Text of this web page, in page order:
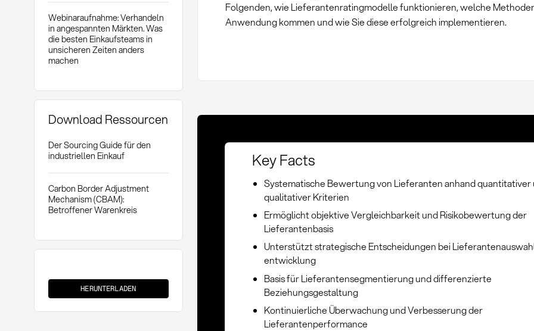
Webinaraufnahme: Verhandeln
in angespannten Märkten. Was
die besten Einkaufsteams in
unsicheren Zeiten anders
machen
Download Ressourcen
Der Sourcing Guide für den
industriellen Einkauf
Carbon Border Adjustment
Mechanism (CBAM):
Betroffener Warenkreis
HERUNTERLADEN
Folgenden, wie Lieferantenratingmodelle funktionieren, welche
Anwendung kommen und wie Sie diese erfolgreich implementieren.
Key Facts
Systematische Bewertung von Lieferanten anhand quantitativer
qualitativer Kriterien
Ermöglicht objektive Vergleichbarkeit und Risikobewertung der
Lieferantenbasis
Unterstützt strategische Entscheidungen bei
entwicklung
Basis für Lieferantensegmentierung und differenzierte
Beziehungsgestaltung
Kontinuierliche Überwachung und Verbesserung der
Lieferantenperformance